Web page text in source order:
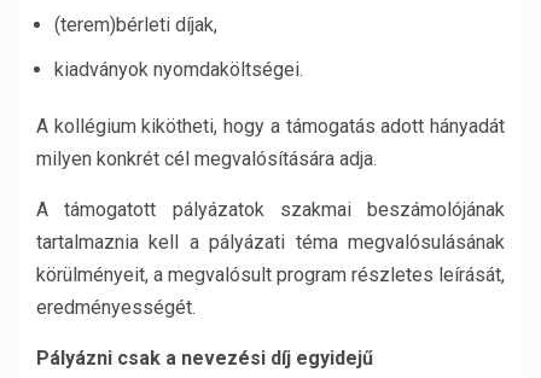
(terem)bérleti díjak,
kiadványok nyomdaköltségei.
A kollégium kikötheti, hogy a támogatás adott hányadát
milyen konkrét cél megvalósítására adja.
A támogatott pályázatok szakmai beszámolójának
tartalmaznia kell a pályázati téma megvalósulásának
körülményeit, a megvalósult program részletes leírását,
eredményességét.
Pályázni csak a nevezési díj egyidejű